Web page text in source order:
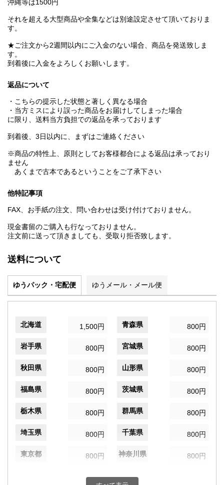
沖縄等は1500円
それを超える大型商品や全集などは別途設定させて頂いておりま
す。
★ご注文から2週間以内にご入金のない場合、商品を発送致しま
す。
到着後に入金をよろしくお願いします。
返品について
・こちらの提示した状態と著しく異なる場合
・当方ミスにより誤った商品をお届けしてしまった場合
に限り、送料当方負担での返品を承っております
到着後、3日以内に、まずはご連絡ください
※商品の特性上、原則としてお客様都合による返品は承っており
ません
あくまで古本であるということをご了承下さい
他特記事項
FAX、お手紙の注文、問い合わせは受け付けておりません。
現金書留のご購入も行なっておりません。
注文前に送って頂きましても、受取り拒否致します。
送料について
ゆうパック・宅配便 ゆうメール・メール便
北海道 1,500円 青森県 800円
岩手県 800円 宮城県 800円
秋田県 800円 山形県 800円
福島県 800円 茨城県 800円
栃木県 800円 群馬県 800円
埼玉県 800円 千葉県 800円
東京都 800円 神奈川県 800円
800円 富山県